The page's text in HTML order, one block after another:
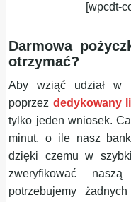
[wpcdt-
Darmowa
otrzymać?
Aby wziąć udział w
poprzez dedykowany
tylko jeden wniosek.
minut, o ile nasz bank
dzięki czemu w
zweryfikować
potrzebujemy